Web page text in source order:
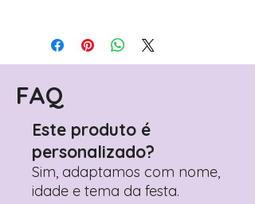
Avance para a página de checkout
(próximo passo após o carrinho)
Encontre o campo de "Notas do
Pedido"
Adicione ali todos os detalhes de
Prefere fazer seu pedido pelo
WhatsApp? Clique aqui para nos
contactar: +351 960 119 353
FAQ
Este produto é
personalizado?
Sim, adaptamos com nome,
idade e tema da festa.